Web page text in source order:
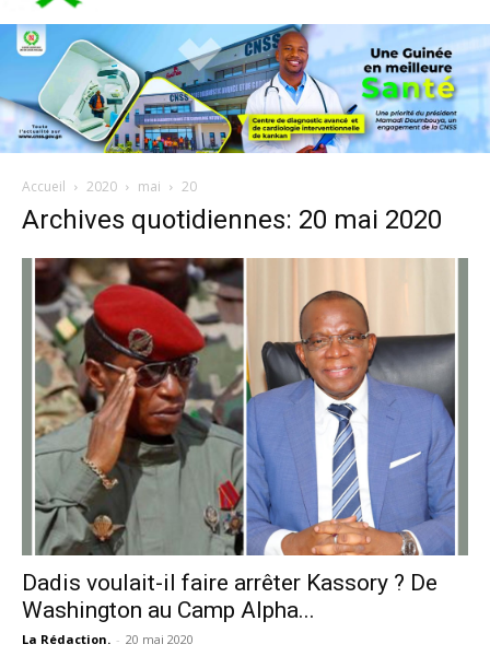
Accueil 2020 mai 20
Archives quotidiennes: 20 mai 2020
Dadis voulait-il faire arrêter Kassory ? De
Washington au Camp Alpha...
La Rédaction. - 20 mai 2020